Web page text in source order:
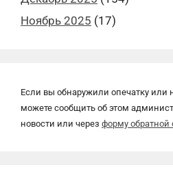
Ноябрь 2025 (17)
Если вы обнаружили опечатку или
можете сообщить об этом
новости или через форму обратной